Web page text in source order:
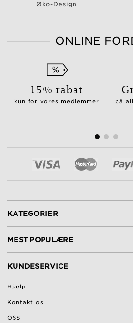
Øko-Design
ONLINE
15% rabat
kun for vores medlemmer på
KATEGORIER
MEST POPULÆRE
KUNDESERVICE
Hjælp
Kontakt os
OSS